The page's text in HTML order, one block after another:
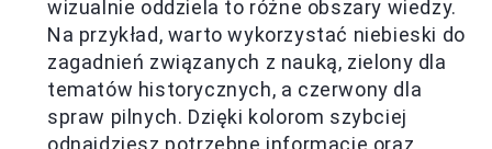
wizualnie oddziela to różne obszary wiedzy.
Na przykład, warto wykorzystać niebieski do
zagadnień związanych z nauką, zielony dla
tematów historycznych, a czerwony dla
spraw pilnych. Dzięki kolorom szybciej
odnajdziesz potrzebne informacje oraz